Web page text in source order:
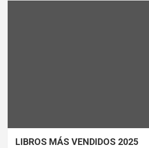
LIBROS MÁS VENDIDOS 2025